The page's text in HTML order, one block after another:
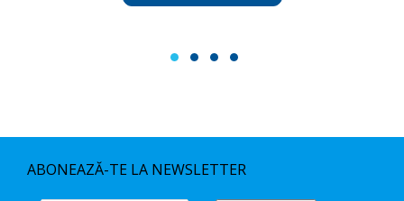
1 2 3 4
ABONEAZĂ-TE LA NEWSLETTER